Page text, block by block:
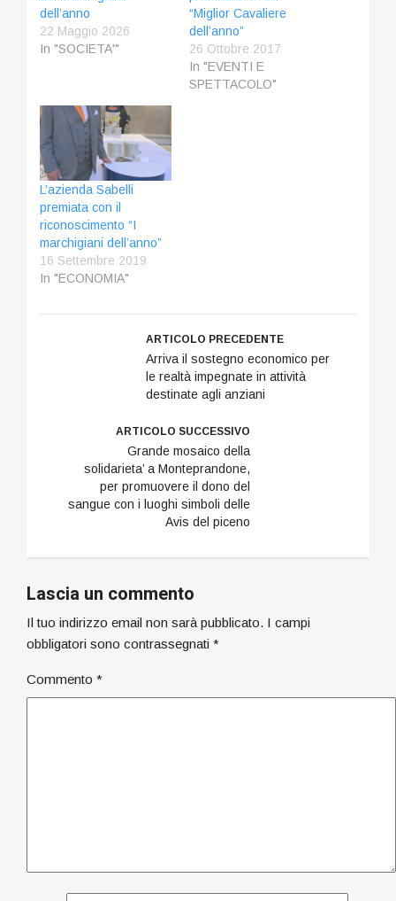
dell’anno
22 Maggio 2026
In "SOCIETA'"
“Miglior Cavaliere
dell’anno”
26 Ottobre 2017
In "EVENTI E
SPETTACOLO"
L’azienda Sabelli
premiata con il
riconoscimento “I
marchigiani dell’anno”
16 Settembre 2019
In "ECONOMIA"
ARTICOLO PRECEDENTE
Arriva il sostegno economico per
le realtà impegnate in attività
destinate agli anziani
ARTICOLO SUCCESSIVO
Grande mosaico della
solidarieta’ a Monteprandone,
per promuovere il dono del
sangue con i luoghi simboli delle
Avis del piceno
Lascia un commento
Il tuo indirizzo email non sarà pubblicato. I campi
obbligatori sono contrassegnati *
Commento *